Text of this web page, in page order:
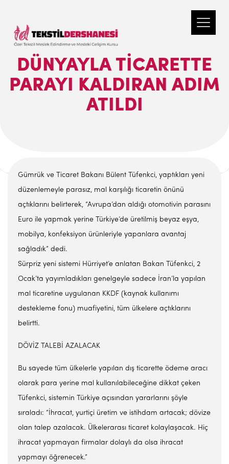
DÜNYAYLA TICARETTE
PARAYI KALDIRAN ADIM
ATILDI
Gümrük ve Ticaret Bakanı Bülent Tüfenkci, yaptıkları yeni
düzenlemeyle parasız, mal karşılığı ticaretin önünü
açtıklarını belirterek, “Avrupa’dan aldığı otomotivin parasını
Euro ile yapmak yerine Türkiye’de üretilmiş beyaz eşya,
mobilya, konfeksiyon ürünleriyle yapanlara avantaj
sağladık” dedi.
Sürpriz yeni sistemi Hürriyet’e anlatan Bakan Tüfenkci, 2
Ocak’ta yayımladıkları genelgeyle sadece İran’la yapılan
mal ticaretine uygulanan KKDF (kaynak kullanımı
destekleme fonu) muafiyetini, tüm ülkelere açtıklarını
belirtti.
DÖVİZ TALEBİ AZALACAK
Bu sayede tüm ülkelerle yapılan dış ticarette ödeme aracı
olarak para yerine mal kullanılabileceğine dikkat çeken
Tüfenkci, sistemin Türkiye açısından yararlarını şöyle
sıraladı: “İhracat, yurtiçi üretim ve istihdam artacak; dövize
olan talep azalacak. Ülkelerarası ticaret kolaylaşacak. Hiç
ihracat yapmayan firmalar dolaylı da olsa ihracat
yapmayı öğrenecek.”